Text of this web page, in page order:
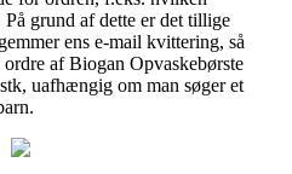
grund af dette er det tillige
ens e-mail kvittering, så
af Biogan Opvaskebørste
uafhængig om man søger et